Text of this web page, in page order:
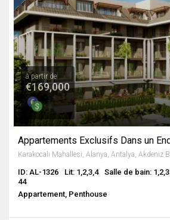
à partir de
€169,000
ID: AL-1326 Lit: 1,2,3,4 Salle de bain: 1,2,3
44
Appartement, Penthouse